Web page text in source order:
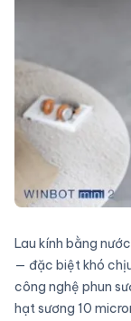
Lau kính bằng
— đặc biệt khó
công nghệ phun
hạt sương 10